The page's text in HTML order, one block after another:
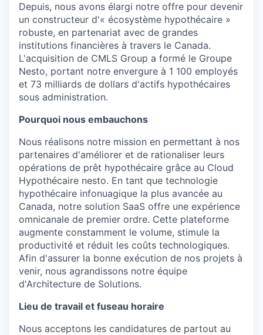
Depuis, nous avons élargi notre offre pour devenir
un constructeur d'« écosystème hypothécaire »
robuste, en partenariat avec de grandes
institutions financières à travers le Canada.
L'acquisition de CMLS Group a formé le Groupe
Nesto, portant notre envergure à 1 100 employés
et 73 milliards de dollars d'actifs hypothécaires
sous administration.
Pourquoi nous embauchons
Nous réalisons notre mission en permettant à nos
partenaires d'améliorer et de rationaliser leurs
opérations de prêt hypothécaire grâce au Cloud
Hypothécaire nesto. En tant que technologie
hypothécaire infonuagique la plus avancée au
Canada, notre solution SaaS offre une expérience
omnicanale de premier ordre. Cette plateforme
augmente constamment le volume, stimule la
productivité et réduit les coûts technologiques.
Afin d'assurer la bonne exécution de nos projets à
venir, nous agrandissons notre équipe
d'Architecture de Solutions.
Lieu de travail et fuseau horaire
Nous acceptons les candidatures de partout au